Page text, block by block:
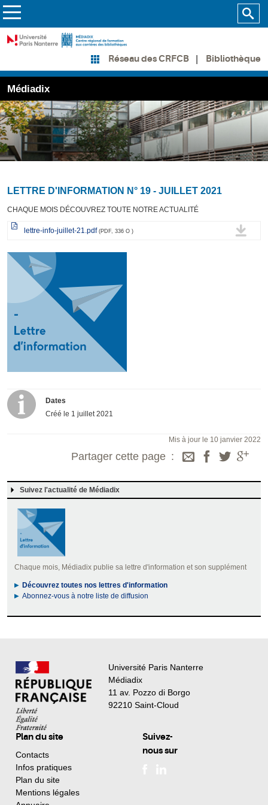
Réseau des CRFCB Bibliothèque
Médiadix
LETTRE D'INFORMATION N° 19 - JUILLET 2021
CHAQUE MOIS DÉCOUVREZ TOUTE NOTRE ACTUALITÉ
lettre-info-juillet-21.pdf (PDF, 336 O )
Dates
Créé le 1 juillet 2021
Mis à jour le 10 janvier 2022
Partager cette page
Suivez l'actualité de Médiadix
Chaque mois, Médiadix publie sa lettre d'information et son supplément
Découvrez toutes nos lettres d'information
Abonnez-vous à notre liste de diffusion
Université Paris Nanterre
Médiadix
11 av. Pozzo di Borgo
92210 Saint-Cloud
Plan du site
Contacts
Infos pratiques
Plan du site
Mentions légales
Suivez-
nous sur